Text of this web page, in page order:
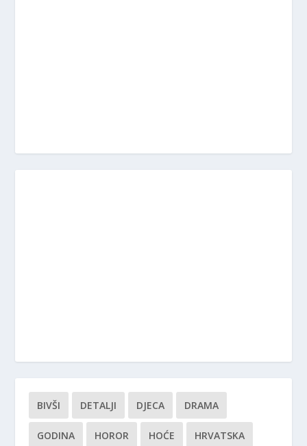
BIVŠI DETALJI DJECA DRAMA
GODINA HOROR HOĆE HRVATSKA